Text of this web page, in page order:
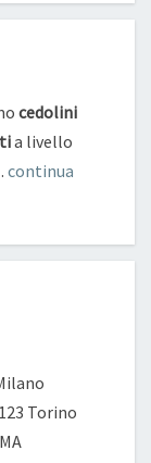
cedolini
a livello
continua
Torino